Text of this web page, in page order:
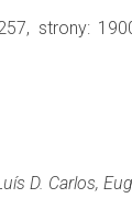
strony:
D. Carlos,